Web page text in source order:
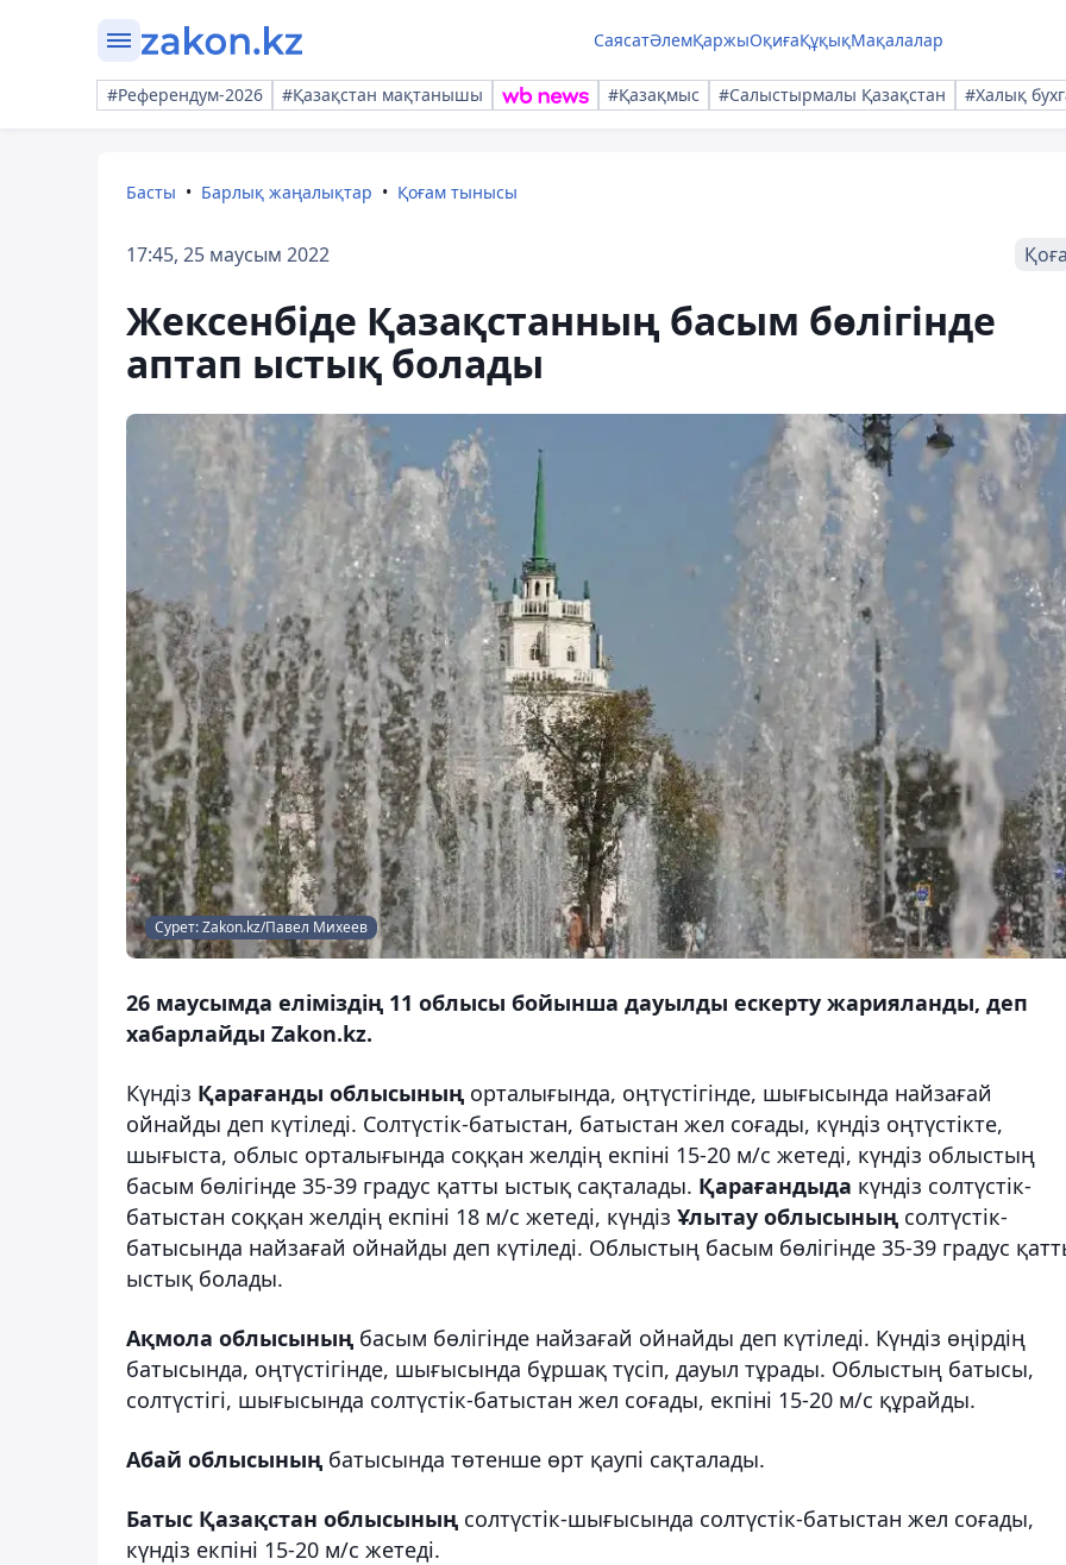
СаясатӘлемҚаржыОқиғаҚұқықМақалалар
#Референдум-2026 #Қазақстан мақтанышы #Қазақмыс #Салыстырмалы Қазақстан #Халық
Басты Барлық жаңалықтар Қоғам тынысы
17:45, 25 маусым 2022
Жексенбіде Қазақстанның басым бөлігінде
аптап ыстық болады
Сурет: Zakon.kz/Павел Михеев
26 маусымда еліміздің 11 облысы бойынша дауылды ескерту жарияланды, деп
хабарлайды Zakon.kz.
Күндіз Қарағанды облысының орталығында, оңтүстігінде, шығысында найзағай
ойнайды деп күтіледі. Солтүстік-батыстан, батыстан жел соғады, күндіз оңтүстікте,
шығыста, облыс орталығында соққан желдің екпіні 15-20 м/с жетеді, күндіз облыстың
басым бөлігінде 35-39 градус қатты ыстық сақталады. Қарағандыда күндіз солтүстік-
батыстан соққан желдің екпіні 18 м/с жетеді, күндіз Ұлытау облысының солтүстік-
батысында найзағай ойнайды деп күтіледі. Облыстың басым бөлігінде 35-39 градус
ыстық болады.
Ақмола облысының басым бөлігінде найзағай ойнайды деп күтіледі. Күндіз өңірдің
батысында, оңтүстігінде, шығысында бұршақ түсіп, дауыл тұрады. Облыстың батысы,
солтүстігі, шығысында солтүстік-батыстан жел соғады, екпіні 15-20 м/с құрайды.
Абай облысының батысында төтенше өрт қаупі сақталады.
Батыс Қазақстан облысының солтүстік-шығысында солтүстік-батыстан жел соғады,
күндіз екпіні 15-20 м/с жетеді.